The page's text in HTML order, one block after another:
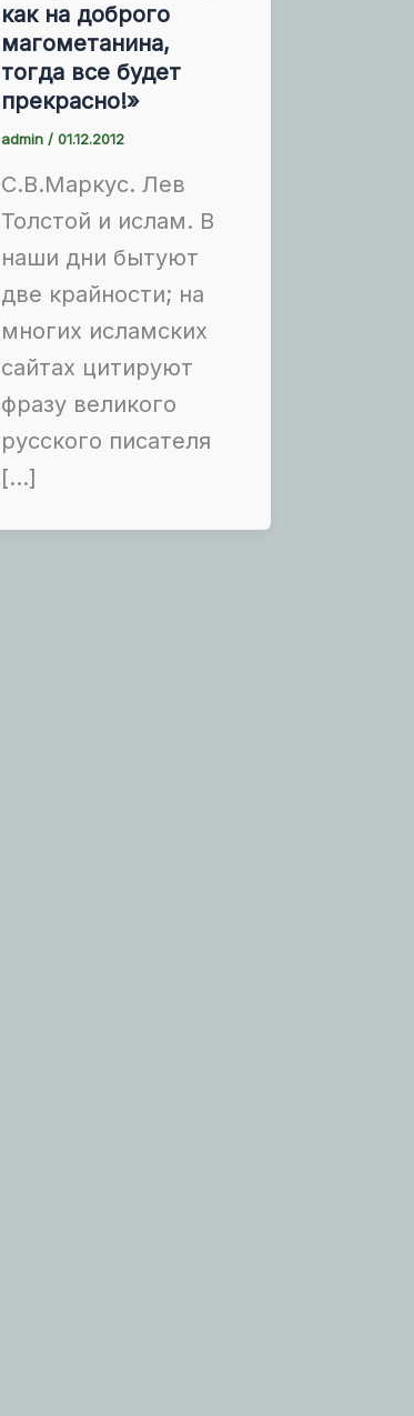
как на доброго
магометанина,
тогда все будет
прекрасно!»
admin / 01.12.2012
С.В.Маркус. Лев
Толстой и ислам. В
наши дни бытуют
две крайности; на
многих исламских
сайтах цитируют
фразу великого
русского писателя
[…]